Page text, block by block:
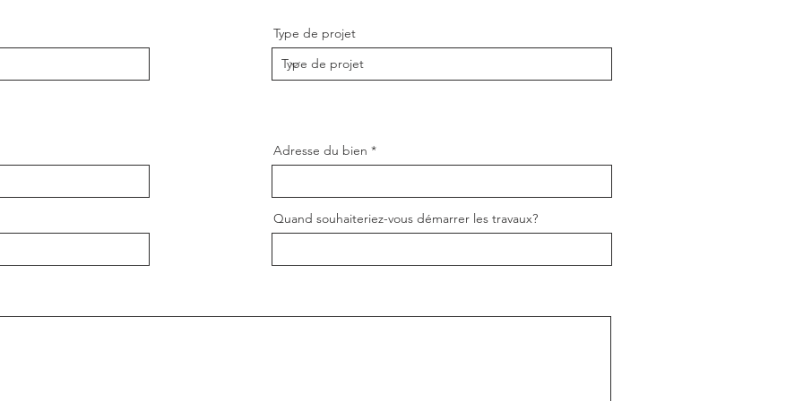
Type de projet
Adresse du bien
Quand souhaiteriez-vous démarrer les travaux?